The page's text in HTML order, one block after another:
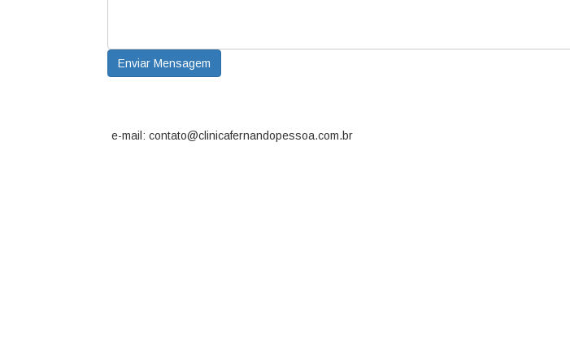
Enviar Mensagem
e-mail: contato@clinicafernandopessoa.com.br